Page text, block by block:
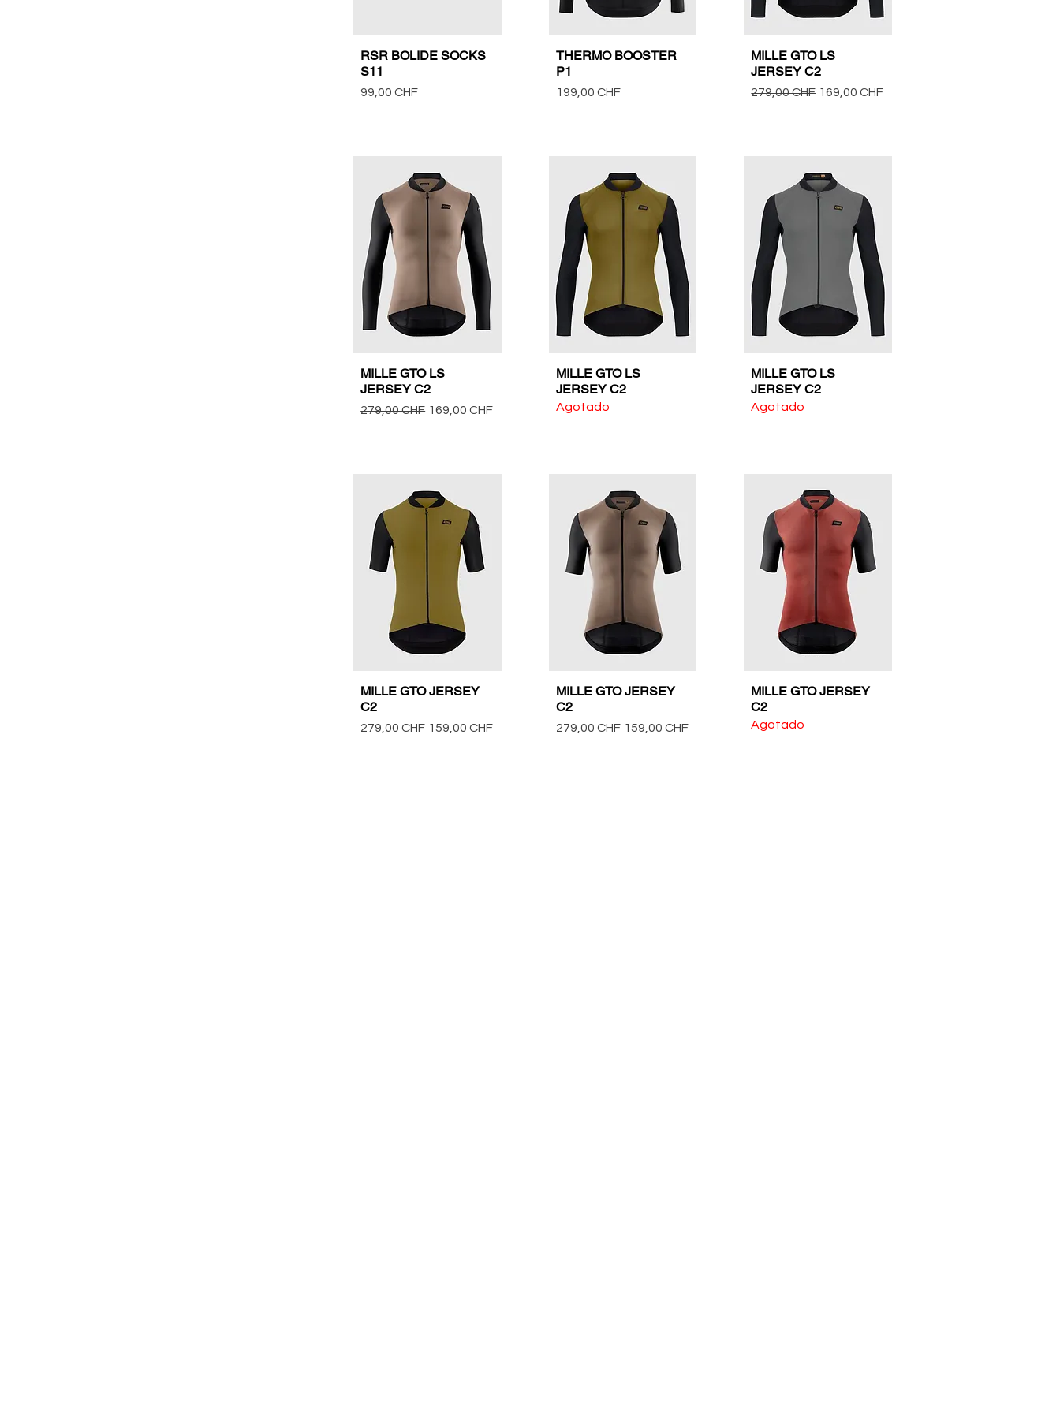
Vista rápida
RSR BOLIDE SOCKS
S11
Precio
99,00 CHF
Vista rápida
THERMO BOOSTER
P1
Precio
199,00 CHF
Vista rápida
MILLE GTO LS
JERSEY C2
Precio
279,00 CHF Precio de oferta
169,00 CHF
Vista rápida
MILLE GTO LS
JERSEY C2
Precio
279,00 CHF Precio de oferta
169,00 CHF
Vista rápida
MILLE GTO LS
JERSEY C2
Agotado
Vista rápida
MILLE GTO LS
JERSEY C2
Agotado
Vista rápida
MILLE GTO JERSEY
C2
Precio
279,00 CHF Precio de oferta
159,00 CHF
Vista rápida
MILLE GTO JERSEY
C2
Precio
279,00 CHF Precio de oferta
159,00 CHF
Vista rápida
MILLE GTO JERSEY
C2
Agotado